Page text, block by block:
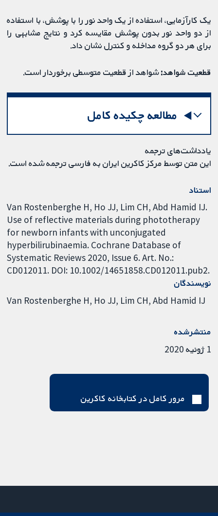
یک کارآزمایی، استفاده از یک واحد نور را با پوشش، با استفاده
از دو واحد نور بدون پوشش مقایسه کرد و نتایج مشابهی را
برای هر دو گروه مداخله و کنترل نشان داد.
قطعیت شواهد:شواهد از قطعیت متوسطی برخوردار است.
مطالعه چکیده کامل
یادداشت‌های ترجمه
این متن توسط مرکز کاکرین ایران به فارسی ترجمه شده است.
استناد
Van Rostenberghe H, Ho JJ, Lim CH, Abd Hamid IJ.
Use of reflective materials during phototherapy
for newborn infants with unconjugated
hyperbilirubinaemia. Cochrane Database of
Systematic Reviews 2020, Issue 6. Art. No.:
CD012011. DOI: 10.1002/14651858.CD012011.pub2.
نویسندگان
Van Rostenberghe H Ho JJ Lim CH Abd Hamid IJ
منتشرشده
1 ژوئیه 2020
مرور کامل در کتابخانه کاکرین